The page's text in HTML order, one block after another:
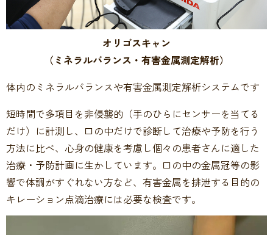
オリゴスキャン
（ミネラルバランス・有害金属測定解析）
体内のミネラルバランスや有害金属測定解析システムです
短時間で多項目を非侵襲的（手のひらにセンサーを当てる
だけ）に計測し、口の中だけで診断して治療や予防を行う
方法に比べ、心身の健康を考慮し個々の患者さんに適した
治療・予防計画に生かしています。口の中の金属冠等の影
響で体調がすぐれない方など、有害金属を排泄する目的の
キレーション点滴治療には必要な検査です。